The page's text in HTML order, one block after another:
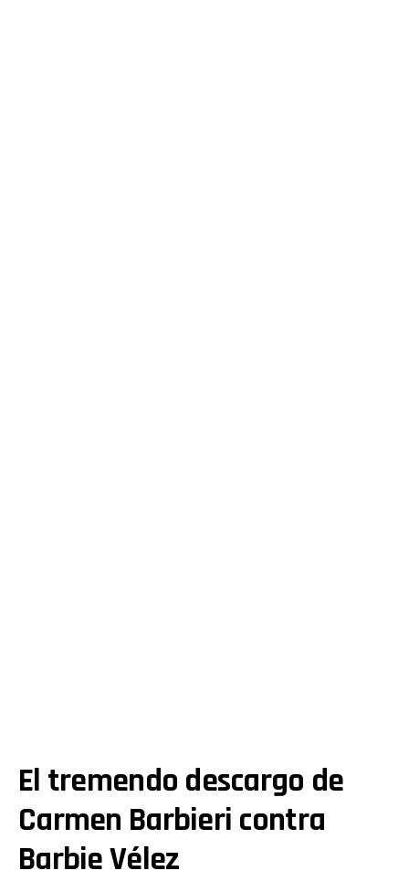
El tremendo descargo de
Carmen Barbieri contra
Barbie Vélez